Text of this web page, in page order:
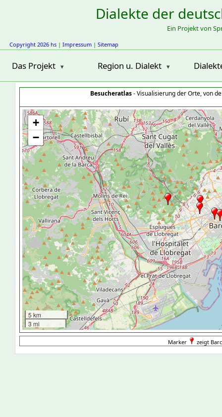
Dialekte der
Ein Projekt von
Copyright 2026 hs | Impressum | Sitemap
Das Projekt Region u. Dialekt
Besucheratlas- Visualisierung der Orte, von
+
−
5 km
3 mi
Marker zeigt